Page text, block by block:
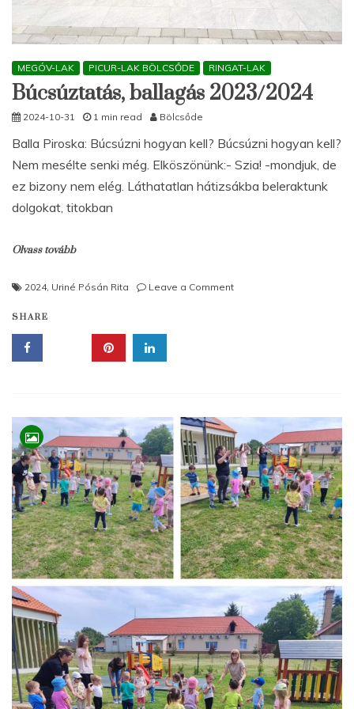
MEGÓV-LAK PICUR-LAK BÖLCSŐDE RINGAT-LAK
Búcsúztatás, ballagás 2023/2024
2024-10-31 1 min read Bölcsőde
Balla Piroska: Búcsúzni hogyan kell? Búcsúzni hogyan kell?
Nem mesélte senki még. Elköszönünk:- Szia! -mondjuk, de
ez bizony nem elég. Láthatatlan hátizsákba beleraktunk
dolgokat, titokban
Olvass tovább
2024, Uriné Pósán Rita Leave a Commenton
SHARE